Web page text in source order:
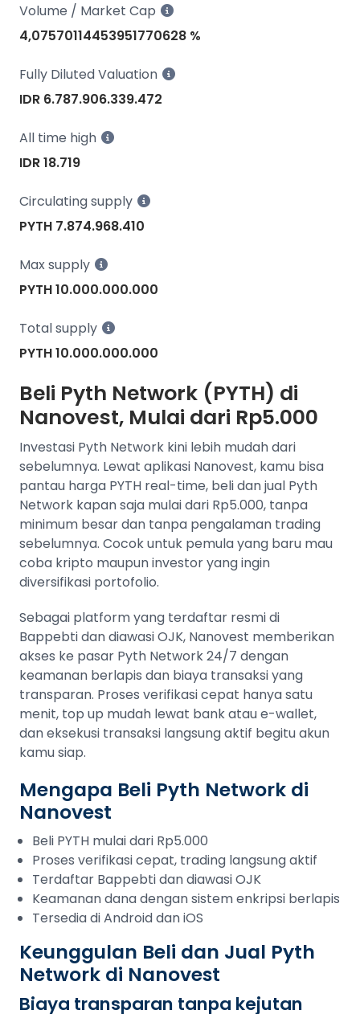
Volume / Market Cap
4,07570114453951770628 %
Fully Diluted Valuation
IDR 6.787.906.339.472
All time high
IDR 18.719
Circulating supply
PYTH 7.874.968.410
Max supply
PYTH 10.000.000.000
Total supply
PYTH 10.000.000.000
Beli Pyth Network (PYTH) di
Nanovest, Mulai dari Rp5.000
Investasi Pyth Network kini lebih mudah dari
sebelumnya. Lewat aplikasi Nanovest, kamu bisa
pantau harga PYTH real-time, beli dan jual Pyth
Network kapan saja mulai dari Rp5.000, tanpa
minimum besar dan tanpa pengalaman trading
sebelumnya. Cocok untuk pemula yang baru mau
coba kripto maupun investor yang ingin
diversifikasi portofolio.
Sebagai platform yang terdaftar resmi di
Bappebti dan diawasi OJK, Nanovest memberikan
akses ke pasar Pyth Network 24/7 dengan
keamanan berlapis dan biaya transaksi yang
transparan. Proses verifikasi cepat hanya satu
menit, top up mudah lewat bank atau e-wallet,
dan eksekusi transaksi langsung aktif begitu akun
kamu siap.
Mengapa Beli Pyth Network di
Nanovest
Beli PYTH mulai dari Rp5.000
Proses verifikasi cepat, trading langsung aktif
Terdaftar Bappebti dan diawasi OJK
Keamanan dana dengan sistem enkripsi berlapis
Tersedia di Android dan iOS
Keunggulan Beli dan Jual Pyth
Network di Nanovest
Biaya transparan tanpa kejutan